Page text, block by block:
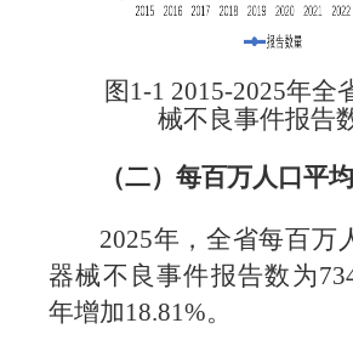
图 1-1 2015-2025年全
械不良事件报告
（二）每百万人口平
2025年，全省每百万
器械不良事件报告数为
年增加18.81%。